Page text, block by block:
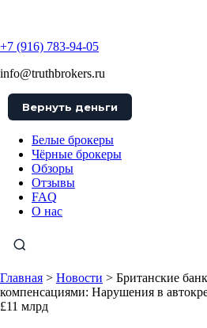
+7 (916) 783-94-05
info@truthbrokers.ru
Вернуть деньги
Белые брокеры
Чёрные брокеры
Обзоры
Отзывы
FAQ
О нас
Главная > Новости > Британские
компенсациями: Нарушения в
£11 млрд